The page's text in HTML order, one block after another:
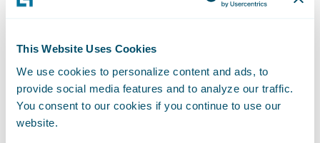
This Website Uses Cookies
We use cookies to personalize content and ads, to
provide social media features and to analyze our traffic.
You consent to our cookies if you continue to use our
website.
Todo el negocio de P&C de Macif se
implementará en acciones futuras